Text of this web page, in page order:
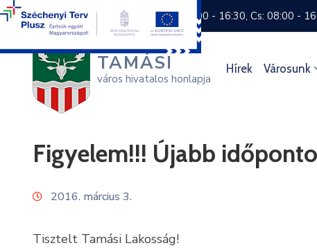
+36 74 570 800 H: 8:00 - 16:30, Cs: 08:00 -
TAMÁSI
város hivatalos honlapja
Hírek Városunk
Figyelem!!! Újabb
2016. március 3.
Tisztelt Tamási Lakosság!